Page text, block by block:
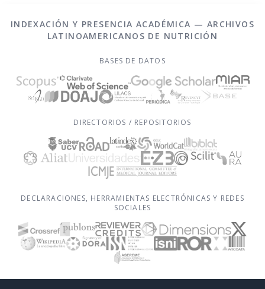
INDEXACIÓN Y PRESENCIA ACADÉMICA — ARCHIVOS
LATINOAMERICANOS DE NUTRICIÓN
BASES DE DATOS
DIRECTORIOS / REPOSITORIOS
DECLARACIONES, HERRAMIENTAS ELECTRÓNICAS Y REDES
SOCIALES